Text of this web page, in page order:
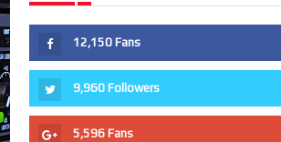
12,150 Fans
9,960 Followers
5,596 Fans